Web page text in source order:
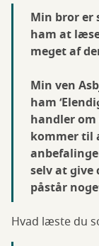
Min bror er
ham at læse
meget af
Min ven
ham
handler
kommer til
selv at give
påstår
Hvad læste du